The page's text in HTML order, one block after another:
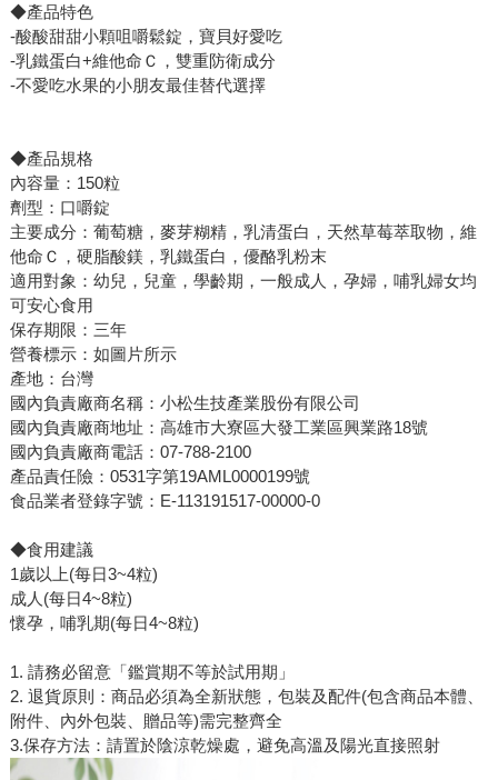
◆產品特色
-酸酸甜甜小顆咀嚼鬆錠，寶貝好愛吃
-乳鐵蛋白+維他命Ｃ，雙重防衛成分
-不愛吃水果的小朋友最佳替代選擇
◆產品規格
內容量：150粒
劑型：口嚼錠
主要成分：葡萄糖，麥芽糊精，乳清蛋白，天然草莓萃取物，維
他命Ｃ，硬脂酸鎂，乳鐵蛋白，優酪乳粉末
​​​​​​​適用對象：幼兒，兒童，學齡期，一般成人，孕婦，哺乳婦女均
可安心食用
保存期限：三年
營養標示：如圖片所示
產地：台灣
國內負責廠商名稱：小松生技產業股份有限公司
國內負責廠商地址：高雄市大寮區大發工業區興業路18號
國內負責廠商電話：07-788-2100
產品責任險：0531字第19AML0000199號
食品業者登錄字號：E-113191517-00000-0
◆食用建議
1歲以上(每日3~4粒)
成人(每日4~8粒)
懷孕，哺乳期(每日4~8粒)
1. 請務必留意「鑑賞期不等於試用期」
2. 退貨原則：商品必須為全新狀態，包裝及配件(包含商品本體、
附件、內外包裝、贈品等)需完整齊全
3.保存方法：請置於陰涼乾燥處，避免高溫及陽光直接照射